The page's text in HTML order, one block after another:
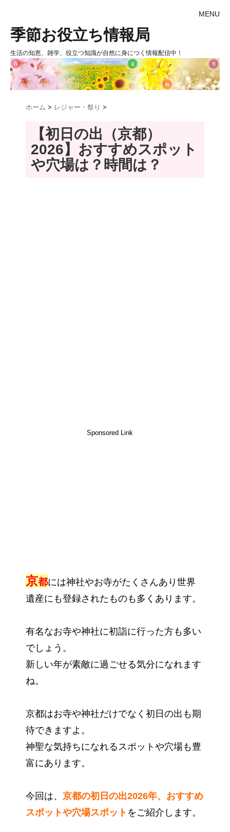
MENU
季節お役立ち情報局
生活の知恵、雑学、役立つ知識が自然に身につく情報配信中！
ホーム > レジャー・祭り >
【初日の出（京都）
2026】おすすめスポット
や穴場は？時間は？
Sponsored Link
京都には神社やお寺がたくさんあり世界
遺産にも登録されたものも多くあります。
有名なお寺や神社に初詣に行った方も多い
でしょう。
新しい年が素敵に過ごせる気分になれます
ね。
京都はお寺や神社だけでなく初日の出も期
待できますよ。
神聖な気持ちになれるスポットや穴場も豊
富にあります。
今回は、 京都の初日の出2026年、おすすめ
スポットや穴場スポット をご紹介します。